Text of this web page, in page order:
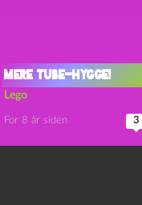
Mere tube-hygge!
Lego
For 8 år siden 3